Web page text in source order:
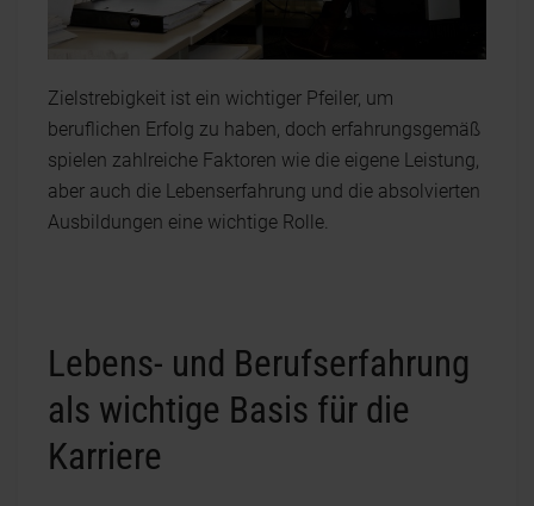
Zielstrebigkeit ist ein wichtiger Pfeiler, um
beruflichen Erfolg zu haben, doch erfahrungsgemäß
spielen zahlreiche Faktoren wie die eigene Leistung,
aber auch die Lebenserfahrung und die absolvierten
Ausbildungen eine wichtige Rolle.
Lebens- und Berufserfahrung
als wichtige Basis für die
Karriere